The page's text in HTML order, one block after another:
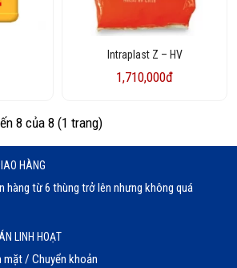
Intraplast Z – HV
1,710,000đ
8 của 8 (1 trang)
HÀNG
hàng từ 6 thùng trở lên nhưng không quá
LINH HOẠT
mặt / Chuyển khoản